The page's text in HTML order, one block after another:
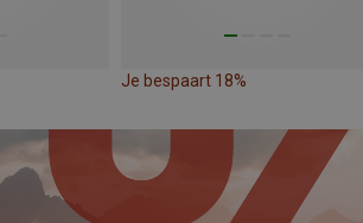
Je bespaart 18%